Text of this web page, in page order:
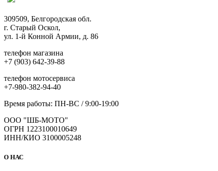
на
товара.
309509, Белгородская обл.
г. Старый Оскол,
ул. 1-й Конной Армии, д. 86
телефон магазина
+7 (903) 642-39-88
телефон мотосервиса
+7-980-382-94-40
Время работы: ПН-ВС / 9:00-19:00
ООО "ШБ-МОТО"
ОГРН 1223100010649
ИНН/КИО 3100005248
О НАС